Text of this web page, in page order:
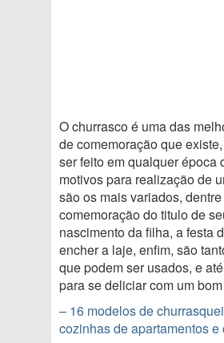
O churrasco é uma das
de comemoração que
ser feito em qualquer época
motivos para realização de
são os mais variados,
comemoração do titulo de
nascimento da filha, a festa
encher a laje, enfim, são
que podem ser usados, e
para se deliciar com um
– 16 modelos de
cozinhas de apartamentos e